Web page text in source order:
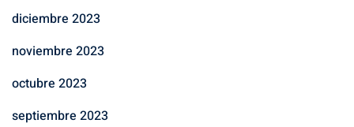
diciembre 2023
noviembre 2023
octubre 2023
septiembre 2023